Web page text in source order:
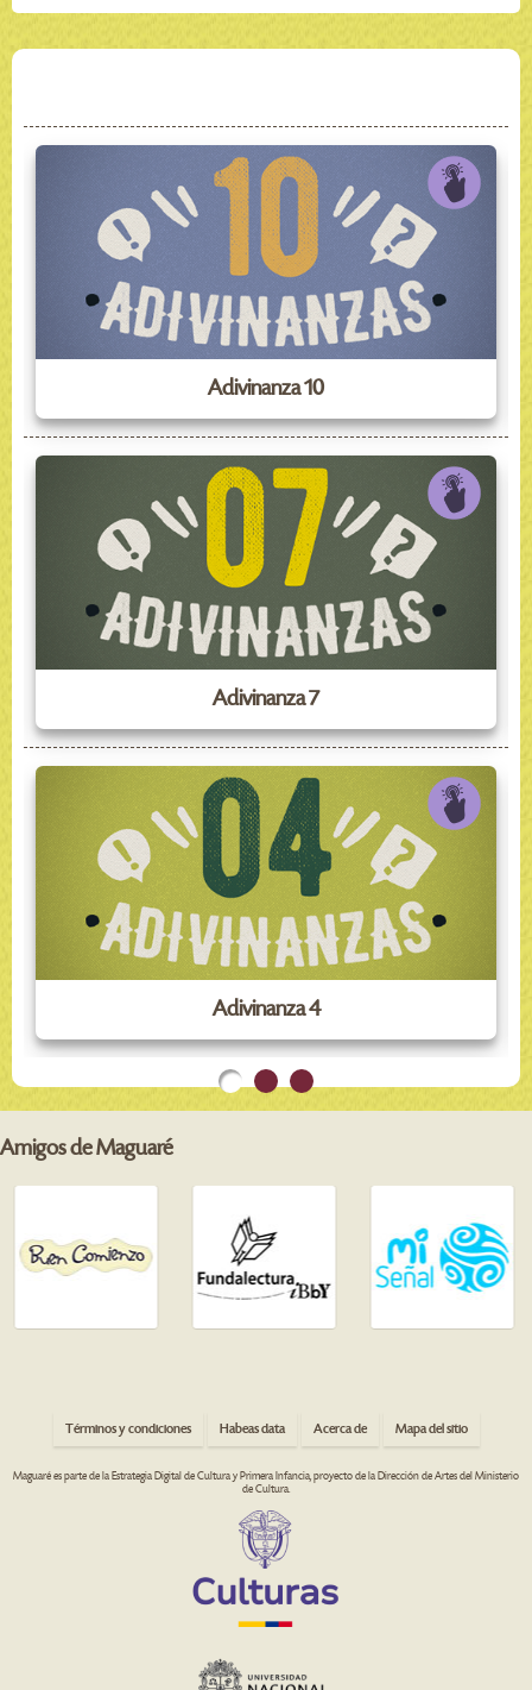
Adivinanza 10
Adivinanza 7
Adivinanza 4
Amigos de Maguaré
Términos y condiciones Habeas data Acerca de Mapa del sitio
Maguaré es parte de la Estrategia Digital de Cultura y Primera Infancia, proyecto de la Dirección de Artes del Ministerio
de Cultura.